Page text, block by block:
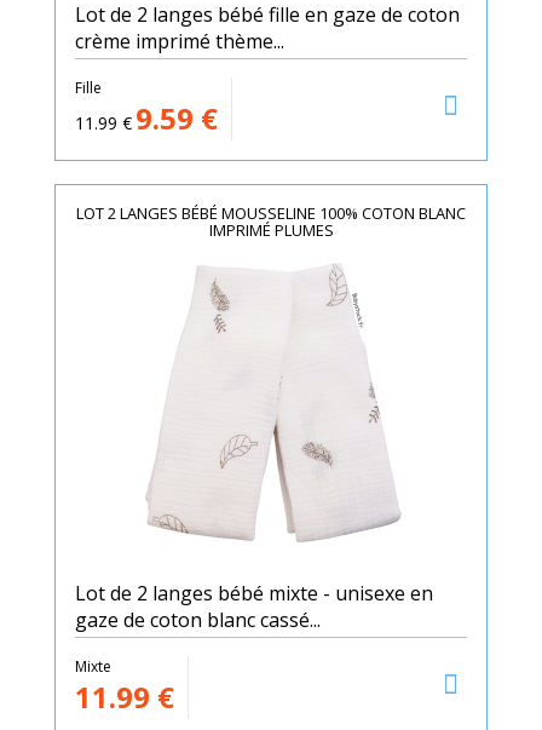
Lot de 2 langes bébé fille en gaze de coton
crème imprimé thème...
Fille
11.99 € 9.59 €
LOT 2 LANGES BÉBÉ MOUSSELINE 100% COTON BLANC
IMPRIMÉ PLUMES
Lot de 2 langes bébé mixte - unisexe en
gaze de coton blanc cassé...
Mixte
11.99 €